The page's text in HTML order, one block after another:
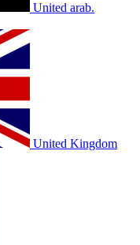
United arab.
United Kingdom